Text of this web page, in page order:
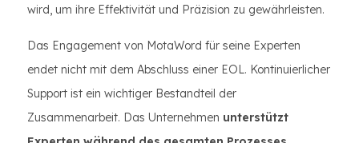
wird, um ihre Effektivität und Präzision zu gewährleisten.
Das Engagement von MotaWord für seine Experten
endet nicht mit dem Abschluss einer EOL. Kontinuierlicher
Support ist ein wichtiger Bestandteil der
Zusammenarbeit. Das Unternehmen unterstützt